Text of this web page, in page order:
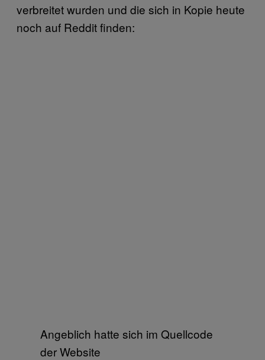
verbreitet wurden und die sich in Kopie heute
noch auf Reddit finden:
Angeblich hatte sich im Quellcode
der Website